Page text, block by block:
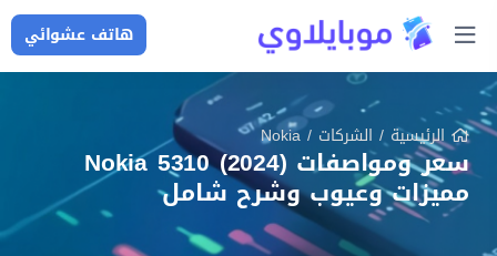
هاتف عشوائي
الرئيسية/ الشركات /
Nokia
سعر ومواصفات Nokia 5310 (2024)
مميزات وعيوب وشرح شامل